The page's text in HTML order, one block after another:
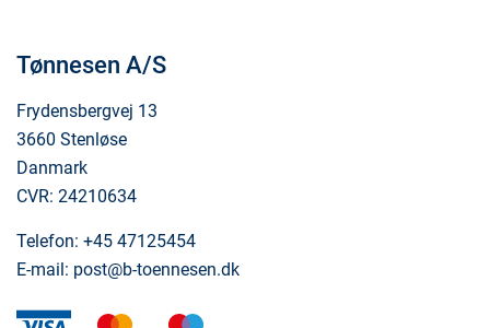
Tønnesen A/S
Frydensbergvej 13
3660 Stenløse
Danmark
CVR: 24210634
Telefon: +45 47125454
E-mail: post@b-toennesen.dk
visa mastercard